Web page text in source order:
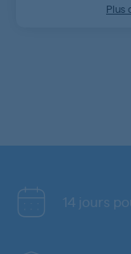
Plus
14 jours